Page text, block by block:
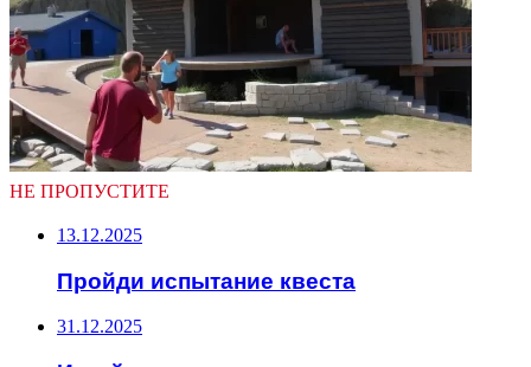
НЕ ПРОПУСТИТЕ
13.12.2025
Пройди испытание квеста
31.12.2025